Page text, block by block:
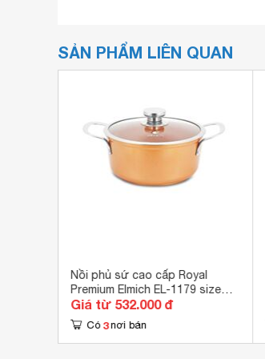
30% điện năng tiêu thụ.
SẢN PHẨM LIÊN QUAN
Nồi phủ sứ cao cấp Royal
Premium Elmich EL-1179 size
18cm
Giá từ 532.000 đ
Có 3 nơi bán